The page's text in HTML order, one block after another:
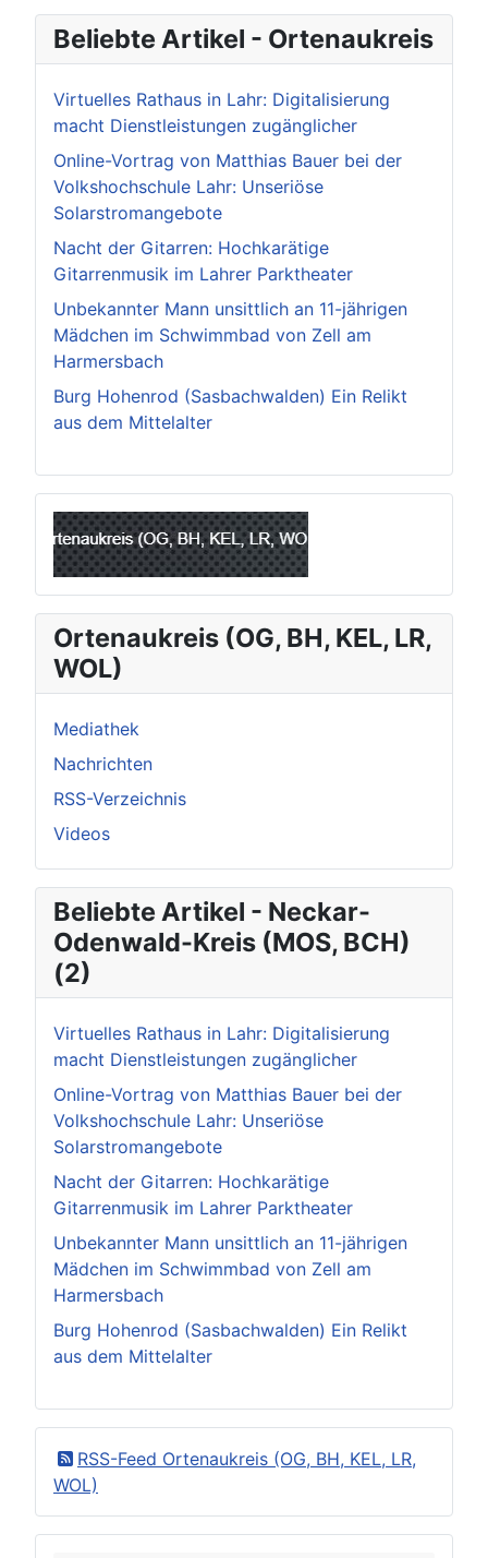
Beliebte Artikel - Ortenaukreis
Virtuelles Rathaus in Lahr: Digitalisierung
macht Dienstleistungen zugänglicher
Online-Vortrag von Matthias Bauer bei der
Volkshochschule Lahr: Unseriöse
Solarstromangebote
Nacht der Gitarren: Hochkarätige
Gitarrenmusik im Lahrer Parktheater
Unbekannter Mann unsittlich an 11-jährigen
Mädchen im Schwimmbad von Zell am
Harmersbach
Burg Hohenrod (Sasbachwalden) Ein Relikt
aus dem Mittelalter
Ortenaukreis (OG, BH, KEL, LR,
WOL)
Mediathek
Nachrichten
RSS-Verzeichnis
Videos
Beliebte Artikel - Neckar-
Odenwald-Kreis (MOS, BCH)
(2)
Virtuelles Rathaus in Lahr: Digitalisierung
macht Dienstleistungen zugänglicher
Online-Vortrag von Matthias Bauer bei der
Volkshochschule Lahr: Unseriöse
Solarstromangebote
Nacht der Gitarren: Hochkarätige
Gitarrenmusik im Lahrer Parktheater
Unbekannter Mann unsittlich an 11-jährigen
Mädchen im Schwimmbad von Zell am
Harmersbach
Burg Hohenrod (Sasbachwalden) Ein Relikt
aus dem Mittelalter
RSS-Feed Ortenaukreis (OG, BH, KEL, LR,
WOL)